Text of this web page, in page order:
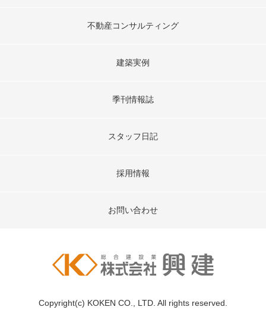
不動産コンサルティング
建築実例
季刊情報誌
スタッフ日記
採用情報
お問い合わせ
Copyright(c) KOKEN CO., LTD. All rights reserved.